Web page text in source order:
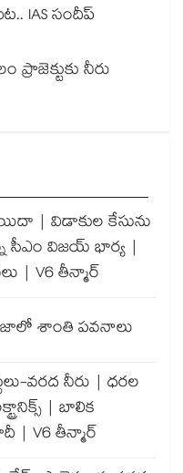
IAS సందీప్
ప్రాజెక్టుకు నీరు
| విడాకుల కేసును
సీఎం విజయ్ భార్య |
| V6 తీన్మార్
శాంతి పవనాలు
వరద నీరు | ధరల
| బాలిక
| V6 తీన్మార్